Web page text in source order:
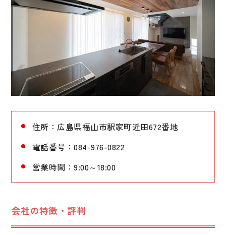
住所：広島県福山市駅家町近田672番地
電話番号：084-976-0822
営業時間：9:00～18:00
会社の特徴・評判